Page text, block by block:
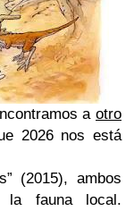
a otro
2026 nos está
(2015), ambos
la fauna local.